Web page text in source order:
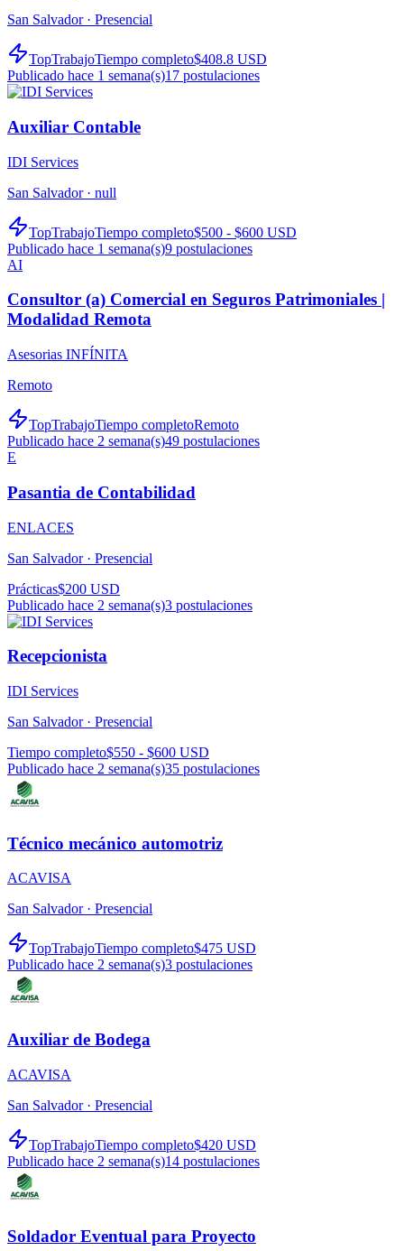
San Salvador · Presencial
TopTrabajoTiempo completo$408.8 USD
Publicado hace 1 semana(s)17 postulaciones
Auxiliar Contable
IDI Services
San Salvador · null
TopTrabajoTiempo completo$500 - $600 USD
Publicado hace 1 semana(s)9 postulaciones
AI
Consultor (a) Comercial en Seguros Patrimoniales |
Modalidad Remota
Asesorias INFÍNITA
Remoto
TopTrabajoTiempo completoRemoto
Publicado hace 2 semana(s)49 postulaciones
E
Pasantia de Contabilidad
ENLACES
San Salvador · Presencial
Prácticas$200 USD
Publicado hace 2 semana(s)3 postulaciones
Recepcionista
IDI Services
San Salvador · Presencial
Tiempo completo$550 - $600 USD
Publicado hace 2 semana(s)35 postulaciones
Técnico mecánico automotriz
ACAVISA
San Salvador · Presencial
TopTrabajoTiempo completo$475 USD
Publicado hace 2 semana(s)3 postulaciones
Auxiliar de Bodega
ACAVISA
San Salvador · Presencial
TopTrabajoTiempo completo$420 USD
Publicado hace 2 semana(s)14 postulaciones
Soldador Eventual para Proyecto